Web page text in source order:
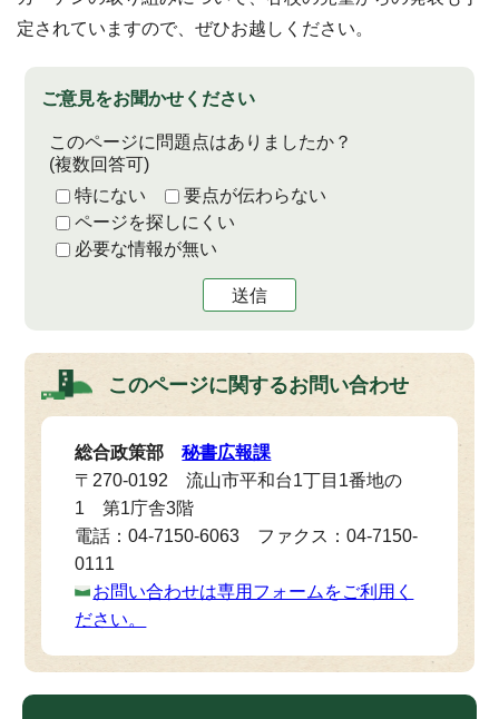
定されていますので、ぜひお越しください。
ご意見をお聞かせください
このページに問題点はありましたか？
(複数回答可)
特にない
要点が伝わらない
ページを探しにくい
必要な情報が無い
送信
このページに関するお問い合わせ
総合政策部秘書広報課
〒270-0192 流山市平和台1丁目1番地の
1 第1庁舎3階
電話：04-7150-6063 ファクス：04-7150-
0111
お問い合わせは専用フォームをご利用く
ださい。